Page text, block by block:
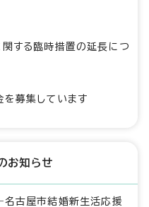
する臨時措置の延長につ
募集しています
お知らせ
古屋市結婚新生活応援